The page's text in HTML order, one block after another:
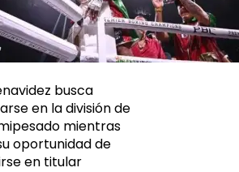
busca
en la división de
mientras
oportunidad de
en titular